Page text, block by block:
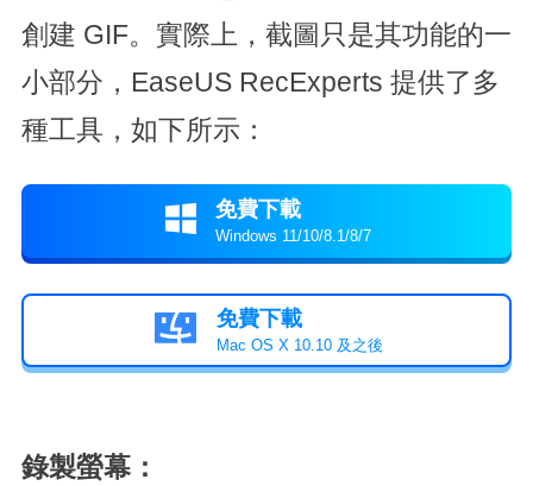
創建 GIF。實際上，截圖只是其功能的一
小部分，EaseUS RecExperts 提供了多
種工具，如下所示：
 免費下載
Windows 11/10/8.1/8/7
 免費下載
Mac OS X 10.10 及之後
錄製螢幕：